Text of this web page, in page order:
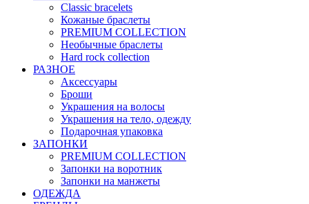
Classic bracelets
Кожаные браслеты
PREMIUM COLLECTION
Необычные браслеты
Hard rock collection
РАЗНОЕ
Аксессуары
Броши
Украшения на волосы
Украшения на тело, одежду
Подарочная упаковка
ЗАПОНКИ
PREMIUM COLLECTION
Запонки на воротник
Запонки на манжеты
ОДЕЖДА